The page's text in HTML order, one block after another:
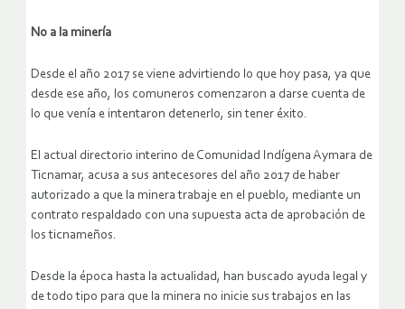
No a la minería
Desde el año 2017 se viene advirtiendo lo que hoy pasa, ya que
desde ese año, los comuneros comenzaron a darse cuenta de
lo que venía e intentaron detenerlo, sin tener éxito.
El actual directorio interino de Comunidad Indígena Aymara de
Ticnamar, acusa a sus antecesores del año 2017 de haber
autorizado a que la minera trabaje en el pueblo, mediante un
contrato respaldado con una supuesta acta de aprobación de
los ticnameños.
Desde la época hasta la actualidad, han buscado ayuda legal y
de todo tipo para que la minera no inicie sus trabajos en las